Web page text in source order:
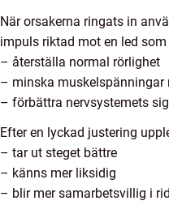
När orsakerna ringats in
impuls riktad mot en led
– återställa normal rörlighet
– minska muskelspänningar
– förbättra nervsystemets
Efter en lyckad justering
– tar ut steget bättre
– känns mer liksidig
– blir mer samarbetsvillig i